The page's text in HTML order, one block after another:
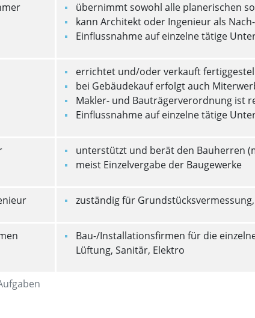
übernimmt sowohl alle planerischen
kann Architekt oder Ingenieur als
Einflussnahme auf einzelne tätige
errichtet und/oder verkauft
bei Gebäudekauf erfolgt auch
Makler- und Bauträgerverordnung ist
Einflussnahme auf einzelne tätige
unterstützt und berät den Bauherren
meist Einzelvergabe der Baugewerke
zuständig für
Bau-/Installationsfirmen für die
Lüftung, Sanitär, Elektro